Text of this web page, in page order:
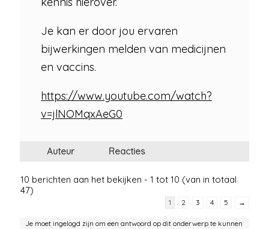
Je kan er door jou ervaren
bijwerkingen melden van medicijnen
en vaccins.
https://www.youtube.com/watch?
v=jlNOMqxAeG0
Auteur Reacties
10 berichten aan het bekijken - 1 tot 10 (van in totaal
47)
1 2 3 4 5 →
Je moet ingelogd zijn om een antwoord op dit onderwerp te kunnen